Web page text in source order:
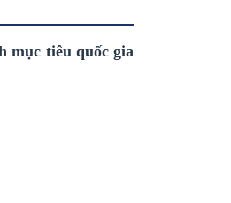
mục tiêu quốc gia